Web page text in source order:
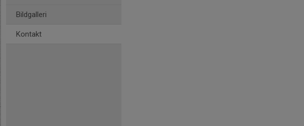
Bildgalleri
Kontakt